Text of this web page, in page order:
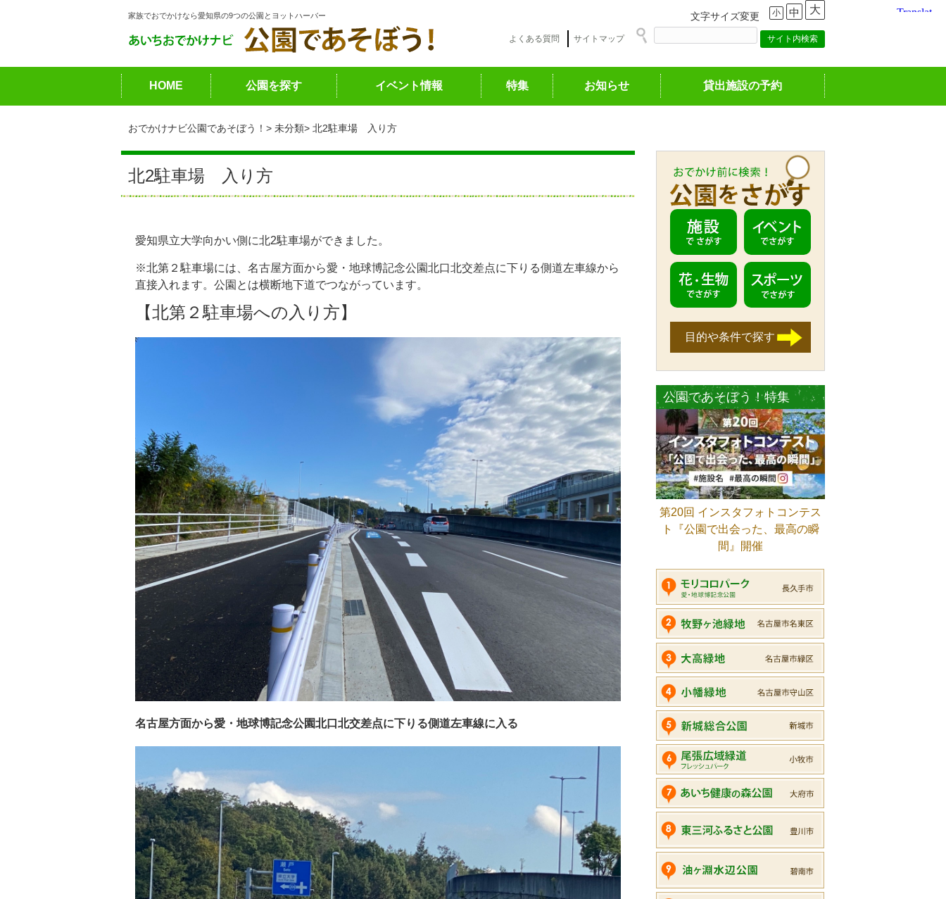
家族でおでかけなら愛知県の9つの公園とヨットハーバー 文字サイズ変更 小 中 大
よくある質問 サイトマップ
HOME 公園を探す イベント情報 特集 お知らせ 貸出施設の予約
おでかけナビ公園であそぼう！ 未分類 北2駐車場 入り方
北2駐車場 入り方
愛知県立大学向かい側に北2駐車場ができました。
※北第２駐車場には、名古屋方面から愛・地球博記念公園北口北交差点に下りる側道左車線から
直接入れます。公園とは横断地下道でつながっています。
【北第２駐車場への入り方】
名古屋方面から愛・地球博記念公園北口北交差点に下りる側道左車線に入る
目的や条件で探す
公園であそぼう！特集
第20回 インスタフォトコンテス
ト『公園で出会った、最高の瞬
間』開催